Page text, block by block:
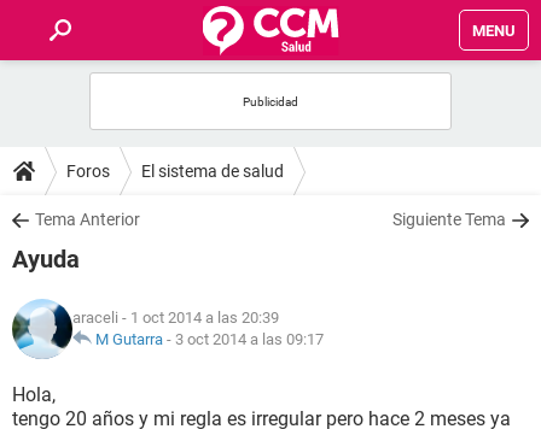
MENU
FOROS
SALUD
FAMILIA
NUTRICIÓN
BIENESTAR
Foros El sistema de salud
Tema Anterior Siguiente Tema
Ayuda
araceli - 1 oct 2014 a las 20:39
M Gutarra - 3 oct 2014 a las 09:17
Hola,
tengo 20 años y mi regla es irregular pero hace 2 meses ya